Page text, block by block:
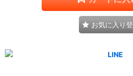
お気に入り